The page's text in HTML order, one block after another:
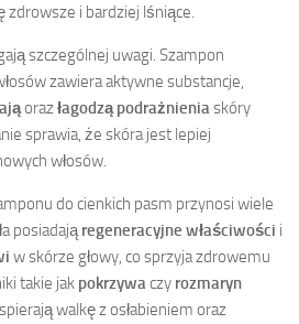
zdrowsze i bardziej lśniące.
szczególnej uwagi. Szampon
zawiera aktywne substancje,
orazłagodzą podrażnieniaskóry
sprawia, że skóra jest lepiej
włosów.
do cienkich pasm przynosi wiele
posiadająregeneracyjne właściwości i
w skórze głowy, co sprzyja zdrowemu
takie jak pokrzywaczy rozmaryn
walkę z osłabieniem oraz